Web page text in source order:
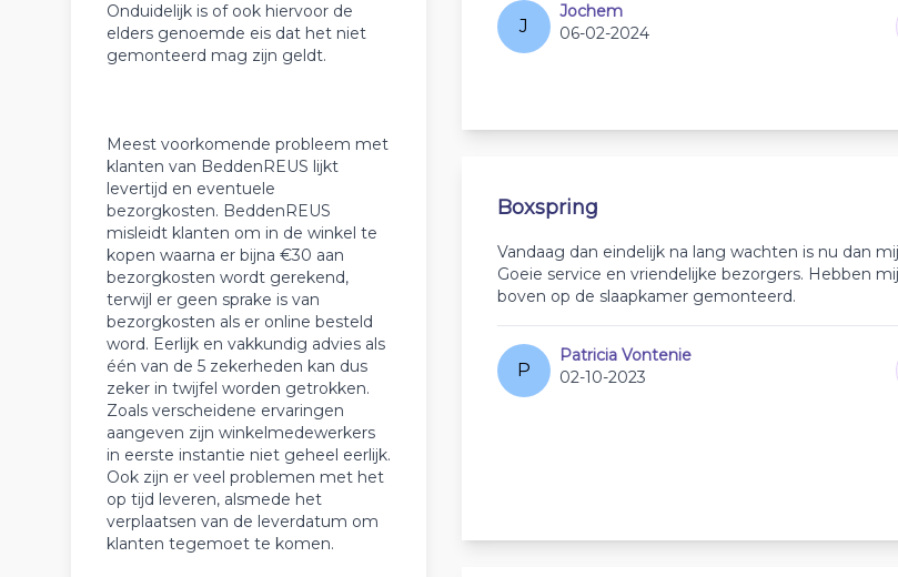
Onduidelijk is of ook hiervoor de
elders genoemde eis dat het niet
gemonteerd mag zijn geldt.
Meest voorkomende probleem met
klanten van BeddenREUS lijkt
levertijd en eventuele
bezorgkosten. BeddenREUS
misleidt klanten om in de winkel te
kopen waarna er bijna €30 aan
bezorgkosten wordt gerekend,
terwijl er geen sprake is van
bezorgkosten als er online besteld
word. Eerlijk en vakkundig advies als
één van de 5 zekerheden kan dus
zeker in twijfel worden getrokken.
Zoals verscheidene ervaringen
aangeven zijn winkelmedewerkers
in eerste instantie niet geheel eerlijk.
Ook zijn er veel problemen met het
op tijd leveren, alsmede het
verplaatsen van de leverdatum om
klanten tegemoet te komen.
J
Jochem
06-02-2024
Boxspring
Vandaag dan eindelijk na lang wachten is nu dan
Goeie service en vriendelijke bezorgers. Hebben
boven op de slaapkamer gemonteerd.
P
Patricia Vontenie
02-10-2023